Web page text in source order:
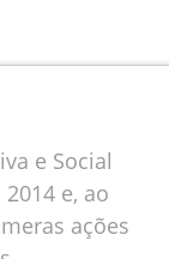
e Social
e, ao
ações